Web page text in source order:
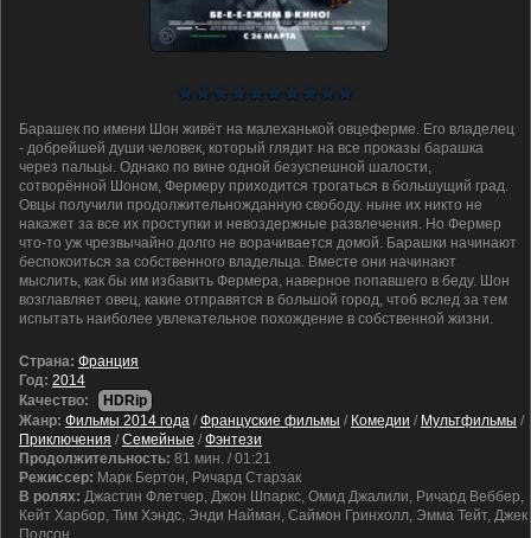
Барашек по имени Шон живёт на малеханькой овцеферме. Его владелец
- добрейшей души человек, который глядит на все проказы барашка
через пальцы. Однако по вине одной безуспешной шалости,
сотворённой Шоном, Фермеру приходится трогаться в большущий град.
Овцы получили продолжительножданную свободу. ныне их никто не
накажет за все их проступки и невоздержные развлечения. Но Фермер
что-то уж чрезвычайно долго не ворачивается домой. Барашки начинают
беспокоиться за собственного владельца. Вместе они начинают
мыслить, как бы им избавить Фермера, наверное попавшего в беду. Шон
возглавляет овец, какие отправятся в большой город, чтоб вслед за тем
испытать наиболее увлекательное похождение в собственной жизни.
Cтрана: Франция
Год: 2014
Качество:
HDRip
Жанр: Фильмы 2014 года / Француские фильмы / Комедии / Мультфильмы /
Приключения / Семейные / Фэнтези
Продолжительность: 81 мин. / 01:21
Режиссер: Марк Бертон, Ричард Старзак
В ролях: Джастин Флетчер, Джон Шпаркс, Омид Джалили, Ричард Веббер,
Кейт Харбор, Тим Хэндс, Энди Найман, Саймон Гринхолл, Эмма Тейт, Джек
Полсон